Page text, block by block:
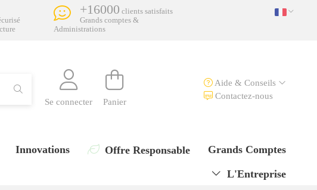
+16000 clients satisfaits
Grands comptes &
Administrations
Se connecter Panier
Aide & Conseils
Contactez-nous
Grands Comptes
Offre Responsable
Innovations
L'Entreprise